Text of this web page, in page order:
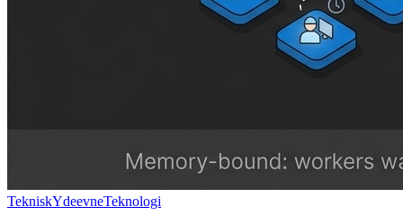
TekniskYdeevneTeknologi